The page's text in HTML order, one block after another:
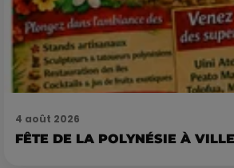
4 août 2026
FÊTE DE LA POLYNÉSIE À